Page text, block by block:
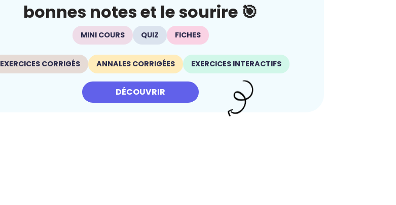
bonnes notes et le sourire 🎯
MINI COURS QUIZ FICHES
EXERCICES CORRIGÉS ANNALES CORRIGÉES EXERCICES INTERACTIFS
DÉCOUVRIR